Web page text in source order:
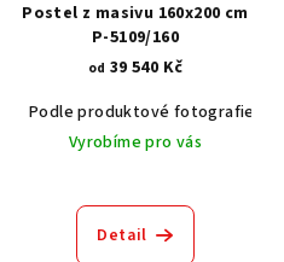
Postel z masivu 160x200 cm
P-5109/160
od 39 540 Kč
Podle produktové fotografie
Vyrobíme pro vás
Detail